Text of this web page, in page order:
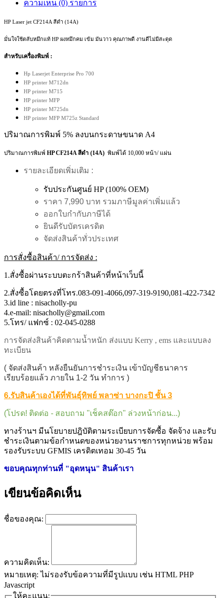
ความเห็น (0) รายการ
HP Laser jet CF214A สีดำ (14A)
มั่นใจใช้ตลับหมึกแท้ HP ผงหมึกคม เข้ม มันวาว คุณภาพดี งานดีไม่มีสะดุด
สำหรับเครื่องพิมพ์ :
Hp Laserjet Enterprise Pro 700
HP printer M712dn
HP printer M715
HP printer MFP
HP printer M725dn
HP printer MFP M725z Standard
ปริมาณการพิมพ์ 5% ลงบนกระดาษขนาด A4
ปริมาณการพิมพ์ HP CF214A สีดำ (14A) พิมพ์ได้ 10,000 หน้า/ แผ่น
รายละเอียดเพิ่มเติม :
รับประกันศูนย์ HP (100% OEM)
ราคา 7,990 บาท รวมภาษีมูลค่าเพิ่มแล้ว
ออกใบกำกับภาษีได้
ยินดีรับบัตรเครดิต
จัดส่งสินค้าทั่วประเทศ
การสั่งซื้อสินค้า/ การจัดส่ง :
1.สั่งซื้อผ่านระบบตะกร้าสินค้าที่หน้าเว็บนี้
2.สั่งซื้อโดยตรงที่โทร.083-091-4066,097-319-9190,081-422-7342
3.id line : nisacholly-pu
4.e-mail: nisacholly@gmail.com
5.โทร/ แฟกซ์ : 02-045-0288
การจัดส่งสินค้าคิดตามน้ำหนัก ส่งแบบ Kerry , ems และแบบลง
ทะเบียน
( จัดส่งสินค้า หลังยืนยันการชำระเงิน เข้าบัญชีธนาคาร
เรียบร้อยแล้ว ภายใน 1-2 วัน ทำการ )
6.รับสินค้าเองได้ที่พันธุ์ทิพย์ พลาซ่า บางกะปิ ชั้น 3
(โปรด! ติดต่อ - สอบถาม "เช็คสต๊อก" ล่วงหน้าก่อน...)
ทางร้านฯ มีนโยบายปฎิบัติตามระเบียบการจัดซื้อ จัดจ้าง และรับ
ชำระเงินตามข้อกำหนดของหน่วยงานราชการทุกหน่วย พร้อม
รองรับระบบ GFMIS เครดิตเทอม 30-45 วัน
ขอบคุณทุกท่านที่ "อุดหนุน" สินค้าเรา
เขียนข้อคิดเห็น
ชื่อของคุณ:
ความคิดเห็น:
หมายเหตุ: ไม่รองรับข้อความที่มีรูปแบบ เช่น HTML PHP
Javascript
ให้คะแนน: